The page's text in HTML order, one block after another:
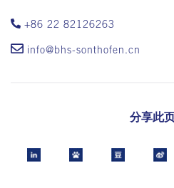
+86 22 82126263
info@bhs-sonthofen.cn
分享此